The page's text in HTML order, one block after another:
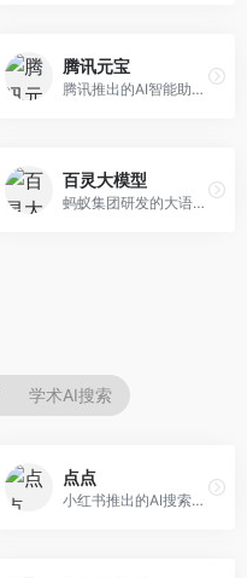
腾讯元宝
腾讯推出的AI智能助手，整合微信生态和腾讯云服务。面向普通用户和企业客户，支持文档解析、图像理解、联网搜索等功能，与腾讯产品无缝衔接，办公协作便捷。
百灵大模型
蚂蚁集团研发的大语言模型平台，专注于金融科技和企业服务。面向金融机构和企业客户，提供智能客服、风险分析、文档处理等服务，金融场景理解深入。
学术AI搜索
点点
小红书推出的AI搜索应用，专注于生活方式内容搜索。面向小红书用户，提供生活攻略、消费决策、内容推荐等服务，生活方式内容丰富。